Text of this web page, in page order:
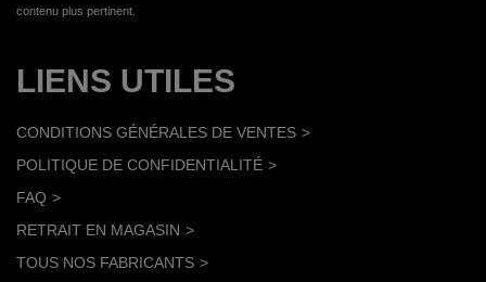
contenu plus pertinent.
LIENS UTILES
CONDITIONS GÉNÉRALES DE VENTES
POLITIQUE DE CONFIDENTIALITÉ
FAQ
RETRAIT EN MAGASIN
TOUS NOS FABRICANTS